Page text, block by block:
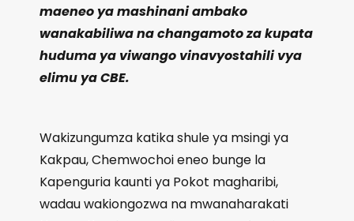
maeneo ya mashinani ambako
wanakabiliwa na changamoto za kupata
huduma ya viwango vinavyostahili vya
elimu ya CBE.
Wakizungumza katika shule ya msingi ya
Kakpau, Chemwochoi eneo bunge la
Kapenguria kaunti ya Pokot magharibi,
wadau wakiongozwa na mwanaharakati